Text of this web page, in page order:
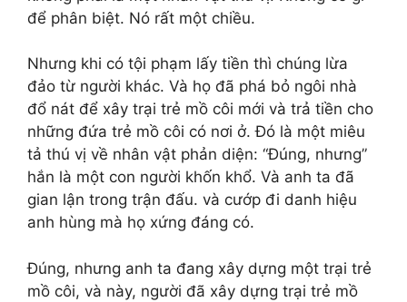
để phân biệt. Nó rất một chiều.
Nhưng khi có tội phạm lấy tiền thì chúng lừa
đảo từ người khác. Và họ đã phá bỏ ngôi nhà
đổ nát để xây trại trẻ mồ côi mới và trả tiền cho
những đứa trẻ mồ côi có nơi ở. Đó là một miêu
tả thú vị về nhân vật phản diện: “Đúng, nhưng”
hắn là một con người khốn khổ. Và anh ta đã
gian lận trong trận đấu. và cướp đi danh hiệu
anh hùng mà họ xứng đáng có.
Đúng, nhưng anh ta đang xây dựng một trại trẻ
mồ côi, và này, người đã xây dựng trại trẻ mồ